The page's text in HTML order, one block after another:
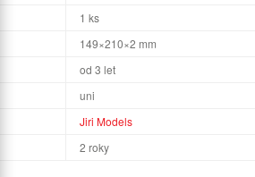
1 ks
149×210×2 mm
od 3 let
uni
Jiri Models
2 roky